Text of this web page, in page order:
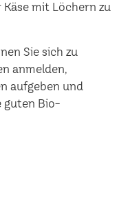
Sie sich zu
anmelden,
aufgeben und
guten Bio-